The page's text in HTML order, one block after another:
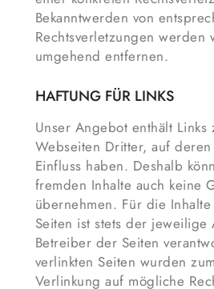
Bekanntwerden von
Rechtsverletzungen werden
umgehend entfernen.
HAFTUNG FÜR LINKS
Unser Angebot enthält Links
Webseiten Dritter, auf
Einfluss haben. Deshalb
fremden Inhalte auch keine
übernehmen. Für die
Seiten ist stets der
Betreiber der Seiten
verlinkten Seiten wurden
Verlinkung auf mögliche